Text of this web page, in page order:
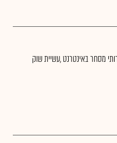
מסחר באינטרנט ,עשיית שוק